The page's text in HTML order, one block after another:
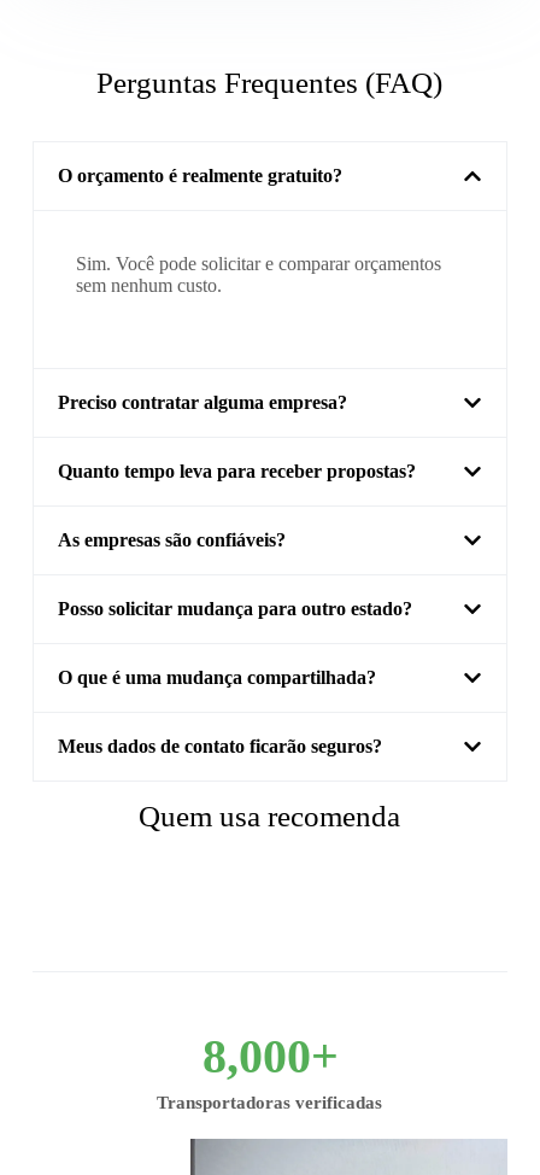
Perguntas Frequentes (FAQ)
O orçamento é realmente gratuito?
Sim. Você pode solicitar e comparar orçamentos
sem nenhum custo.
Preciso contratar alguma empresa?
Quanto tempo leva para receber propostas?
As empresas são confiáveis?
Posso solicitar mudança para outro estado?
O que é uma mudança compartilhada?
Meus dados de contato ficarão seguros?
Quem usa recomenda
Transportadoras verificadas
8,000+